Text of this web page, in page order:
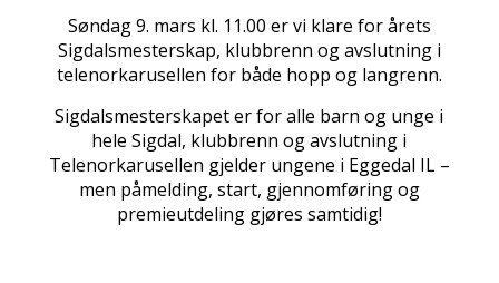
Søndag 9. mars kl. 11.00 er vi klare for årets
Sigdalsmesterskap, klubbrenn og avslutning i
telenorkarusellen for både hopp og langrenn.
Sigdalsmesterskapet er for alle barn og unge i
hele Sigdal, klubbrenn og avslutning i
Telenorkarusellen gjelder ungene i Eggedal IL –
men påmelding, start, gjennomføring og
premieutdeling gjøres samtidig!